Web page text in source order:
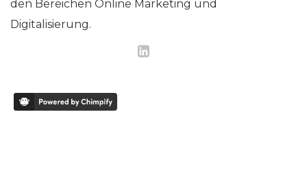
den Bereichen Online Marketing und
Digitalisierung.